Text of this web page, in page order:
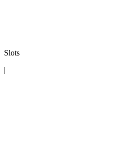
Slots
|